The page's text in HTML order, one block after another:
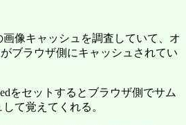
画像キャッシュを調査していて、オ
ブラウザ側にキャッシュされてい
をセットするとブラウザ側でサム
て覚えてくれる。